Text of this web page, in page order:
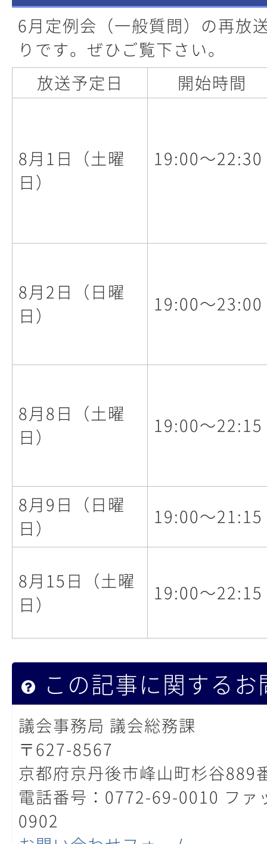
6月定例会（一般質問）の再放
りです。ぜひご覧下さい。
放送予定日
開始時間
8月1日（土曜
日）
19:00～22:30
8月2日（日曜
日）
19:00～23:00
8月8日（土曜
日）
19:00～22:15
8月9日（日曜
日）
19:00～21:15
8月15日（土曜
日）
19:00～22:15
この記事に関する
議会事務局 議会総務課
〒627-8567
京都府京丹後市峰山町杉谷889
電話番号：0772-69-0010 フ
0902